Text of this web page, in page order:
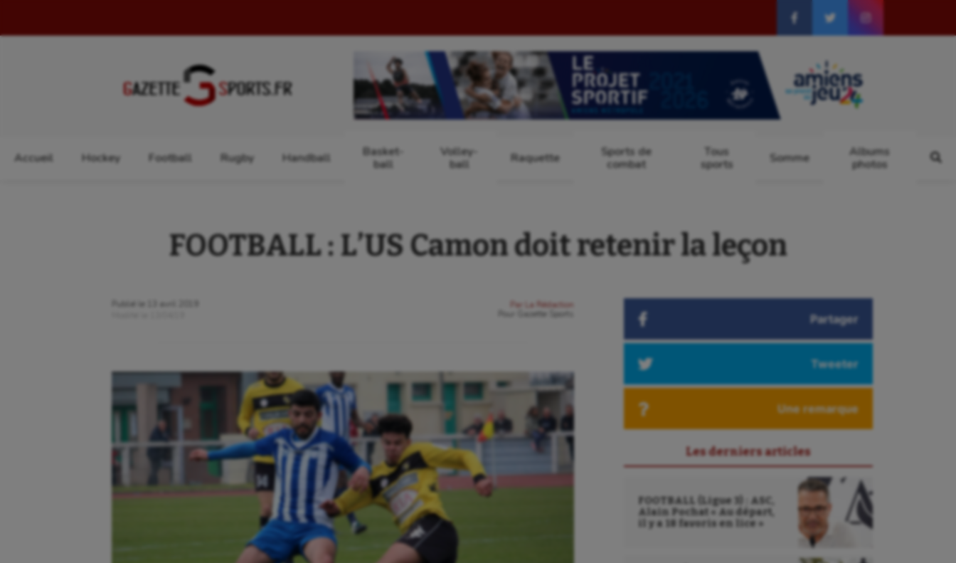
Accueil Hockey Football Rugby Handball
Basket-
ball
Volley-
ball
Raquette
Sports de
combat
Tous
sports
Somme
Albums
photos
FOOTBALL : L’US Camon doit retenir la leçon
Publié le
13 avril 2019
Par
La Rédaction
Gazette Sports Partager
Tweeter
Une remarque
Les derniers articles
FOOTBALL (Ligue 3) : ASC,
Alain Pochat « Au départ,
il y a 18 favoris en lice »